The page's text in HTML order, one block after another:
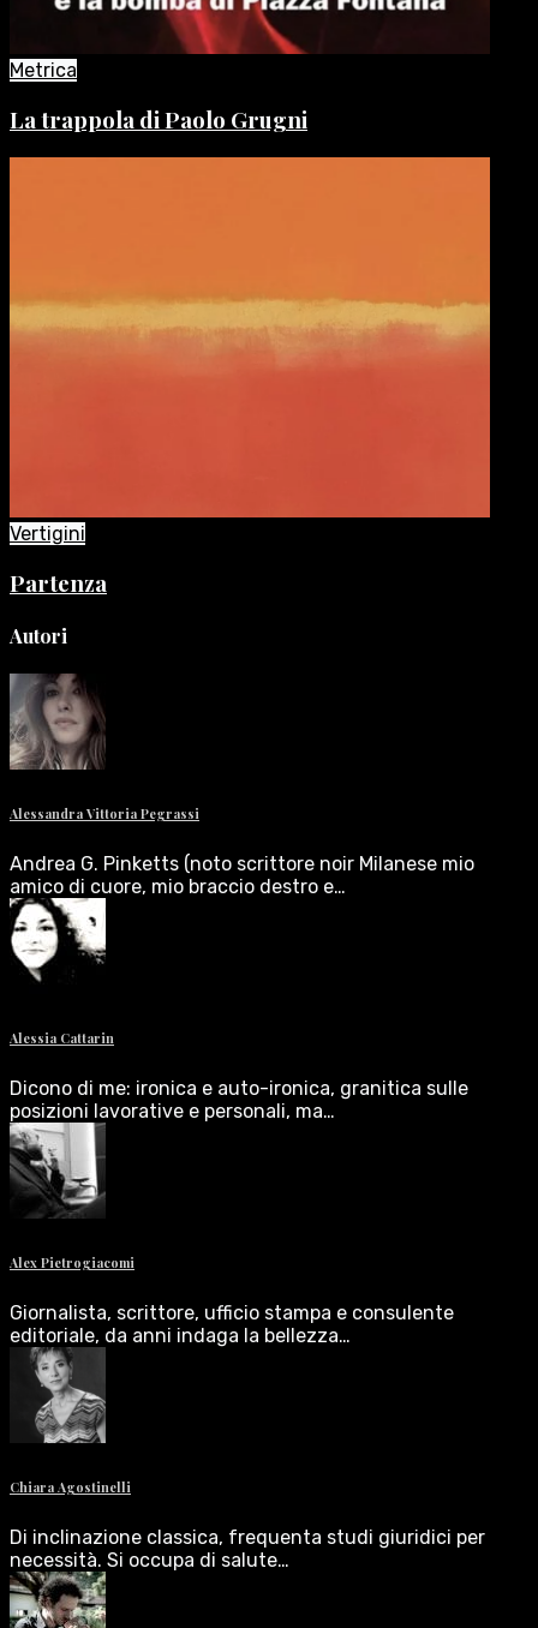
Metrica
La trappola di Paolo Grugni
Vertigini
Partenza
Autori
Alessandra Vittoria Pegrassi
Andrea G. Pinketts (noto scrittore noir Milanese mio
amico di cuore, mio braccio destro e…
Alessia Cattarin
Dicono di me: ironica e auto-ironica, granitica sulle
posizioni lavorative e personali, ma…
Alex Pietrogiacomi
Giornalista, scrittore, ufficio stampa e consulente
editoriale, da anni indaga la bellezza…
Chiara Agostinelli
Di inclinazione classica, frequenta studi giuridici per
necessità. Si occupa di salute…